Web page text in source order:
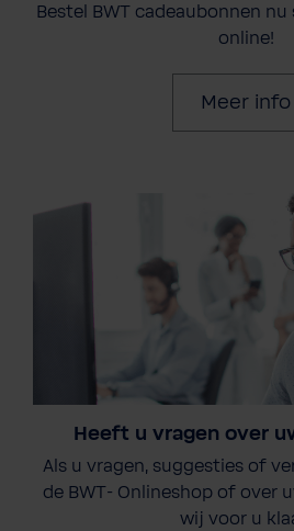
Bestel BWT cadeaubonnen
online!
Meer info
Heeft u vragen over
Als u vragen, suggesties of
de BWT- Onlineshop of over
wij voor u